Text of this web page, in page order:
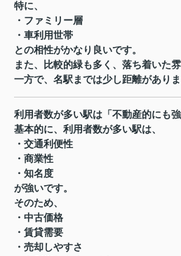
特に、
・ファミリー層
・車利用世帯
との相性がかなり良いです。
また、比較的緑も多く、落ち着いた
一方で、名駅までは少し距離がありま
利用者数が多い駅は「不動産的にも強
基本的に、利用者数が多い駅は、
・交通利便性
・商業性
・知名度
が強いです。
そのため、
・中古価格
・賃貸需要
・売却しやすさ